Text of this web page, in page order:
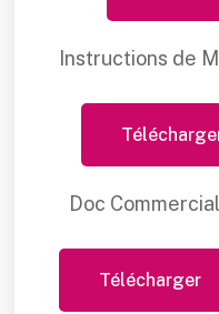
Instructions de
Doc
Télécharger